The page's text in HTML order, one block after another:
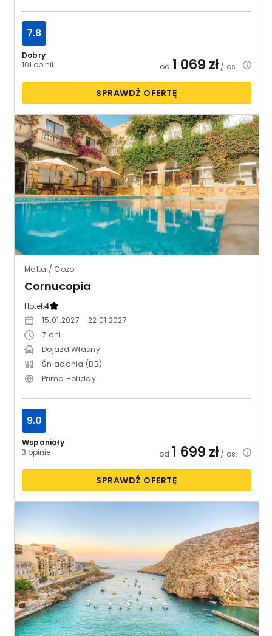
Dobry
101 opinii
7.8
od 1 069 zł/ os.
SPRAWDŹ OFERTĘ
Malta / Gozo
Cornucopia
Hotel:4
15.01.2027 - 22.01.2027
7 dni
Dojazd Własny
Śniadania (BB)
Prima Holiday
Wspaniały
3 opinie
9.0
od 1 699 zł/ os.
SPRAWDŹ OFERTĘ